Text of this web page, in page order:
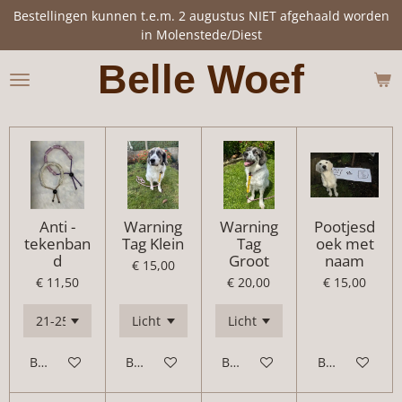
Ga
naar
de
Belle Woef
Bestellingen kunnen t.e.m. 2 augustus NIET afgehaald worden
in Molenstede/Diest
Anti -
tekenban
d
€ 11,50
Bekijk details
Warning
Tag Klein
€ 15,00
Bekijk details
Warning
Tag
Groot
€ 20,00
Bekijk details
Pootjesd
oek met
naam
€ 15,00
Bekijk details